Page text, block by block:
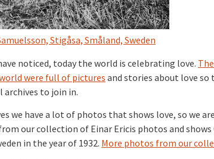
Stigåsa, Småland, Sweden
noticed, today the world is celebrating love.
were full of pictures and stories about love
archives to join in.
we have a lot of photos that shows love, so we
our collection of Einar Ericis photos and
in the year of 1932. More photos from our